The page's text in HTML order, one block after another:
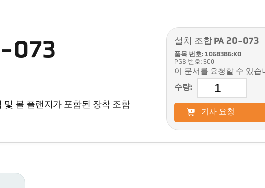
073
및 볼 플랜지가 포함된 장착 조합
설치 조합 PA 20-073
품목 번호: 1068386:KO
PGB 번호: 500
이 문서를 요청할 수 있습
수량:
기사 요청